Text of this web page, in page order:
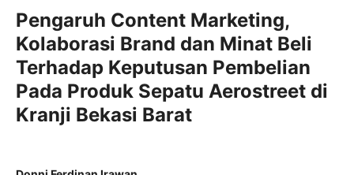
Pengaruh Content Marketing,
Kolaborasi Brand dan Minat Beli
Terhadap Keputusan Pembelian
Pada Produk Sepatu Aerostreet di
Kranji Bekasi Barat